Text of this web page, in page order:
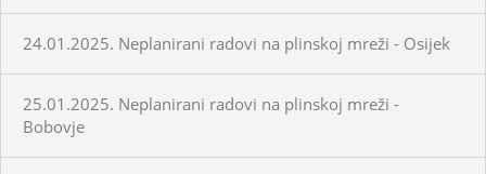
24.01.2025. Neplanirani radovi na plinskoj mreži - Osijek
25.01.2025. Neplanirani radovi na plinskoj mreži -
Bobovje